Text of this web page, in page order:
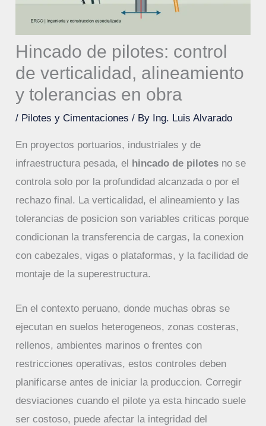
Hincado de pilotes: control
de verticalidad, alineamiento
y tolerancias en obra
/ Pilotes y Cimentaciones / By Ing. Luis Alvarado
En proyectos portuarios, industriales y de
infraestructura pesada, el hincado de pilotes no se
controla solo por la profundidad alcanzada o por el
rechazo final. La verticalidad, el alineamiento y las
tolerancias de posicion son variables criticas porque
condicionan la transferencia de cargas, la conexion
con cabezales, vigas o plataformas, y la facilidad de
montaje de la superestructura.
En el contexto peruano, donde muchas obras se
ejecutan en suelos heterogeneos, zonas costeras,
rellenos, ambientes marinos o frentes con
restricciones operativas, estos controles deben
planificarse antes de iniciar la produccion. Corregir
desviaciones cuando el pilote ya esta hincado suele
ser costoso, puede afectar la integridad del